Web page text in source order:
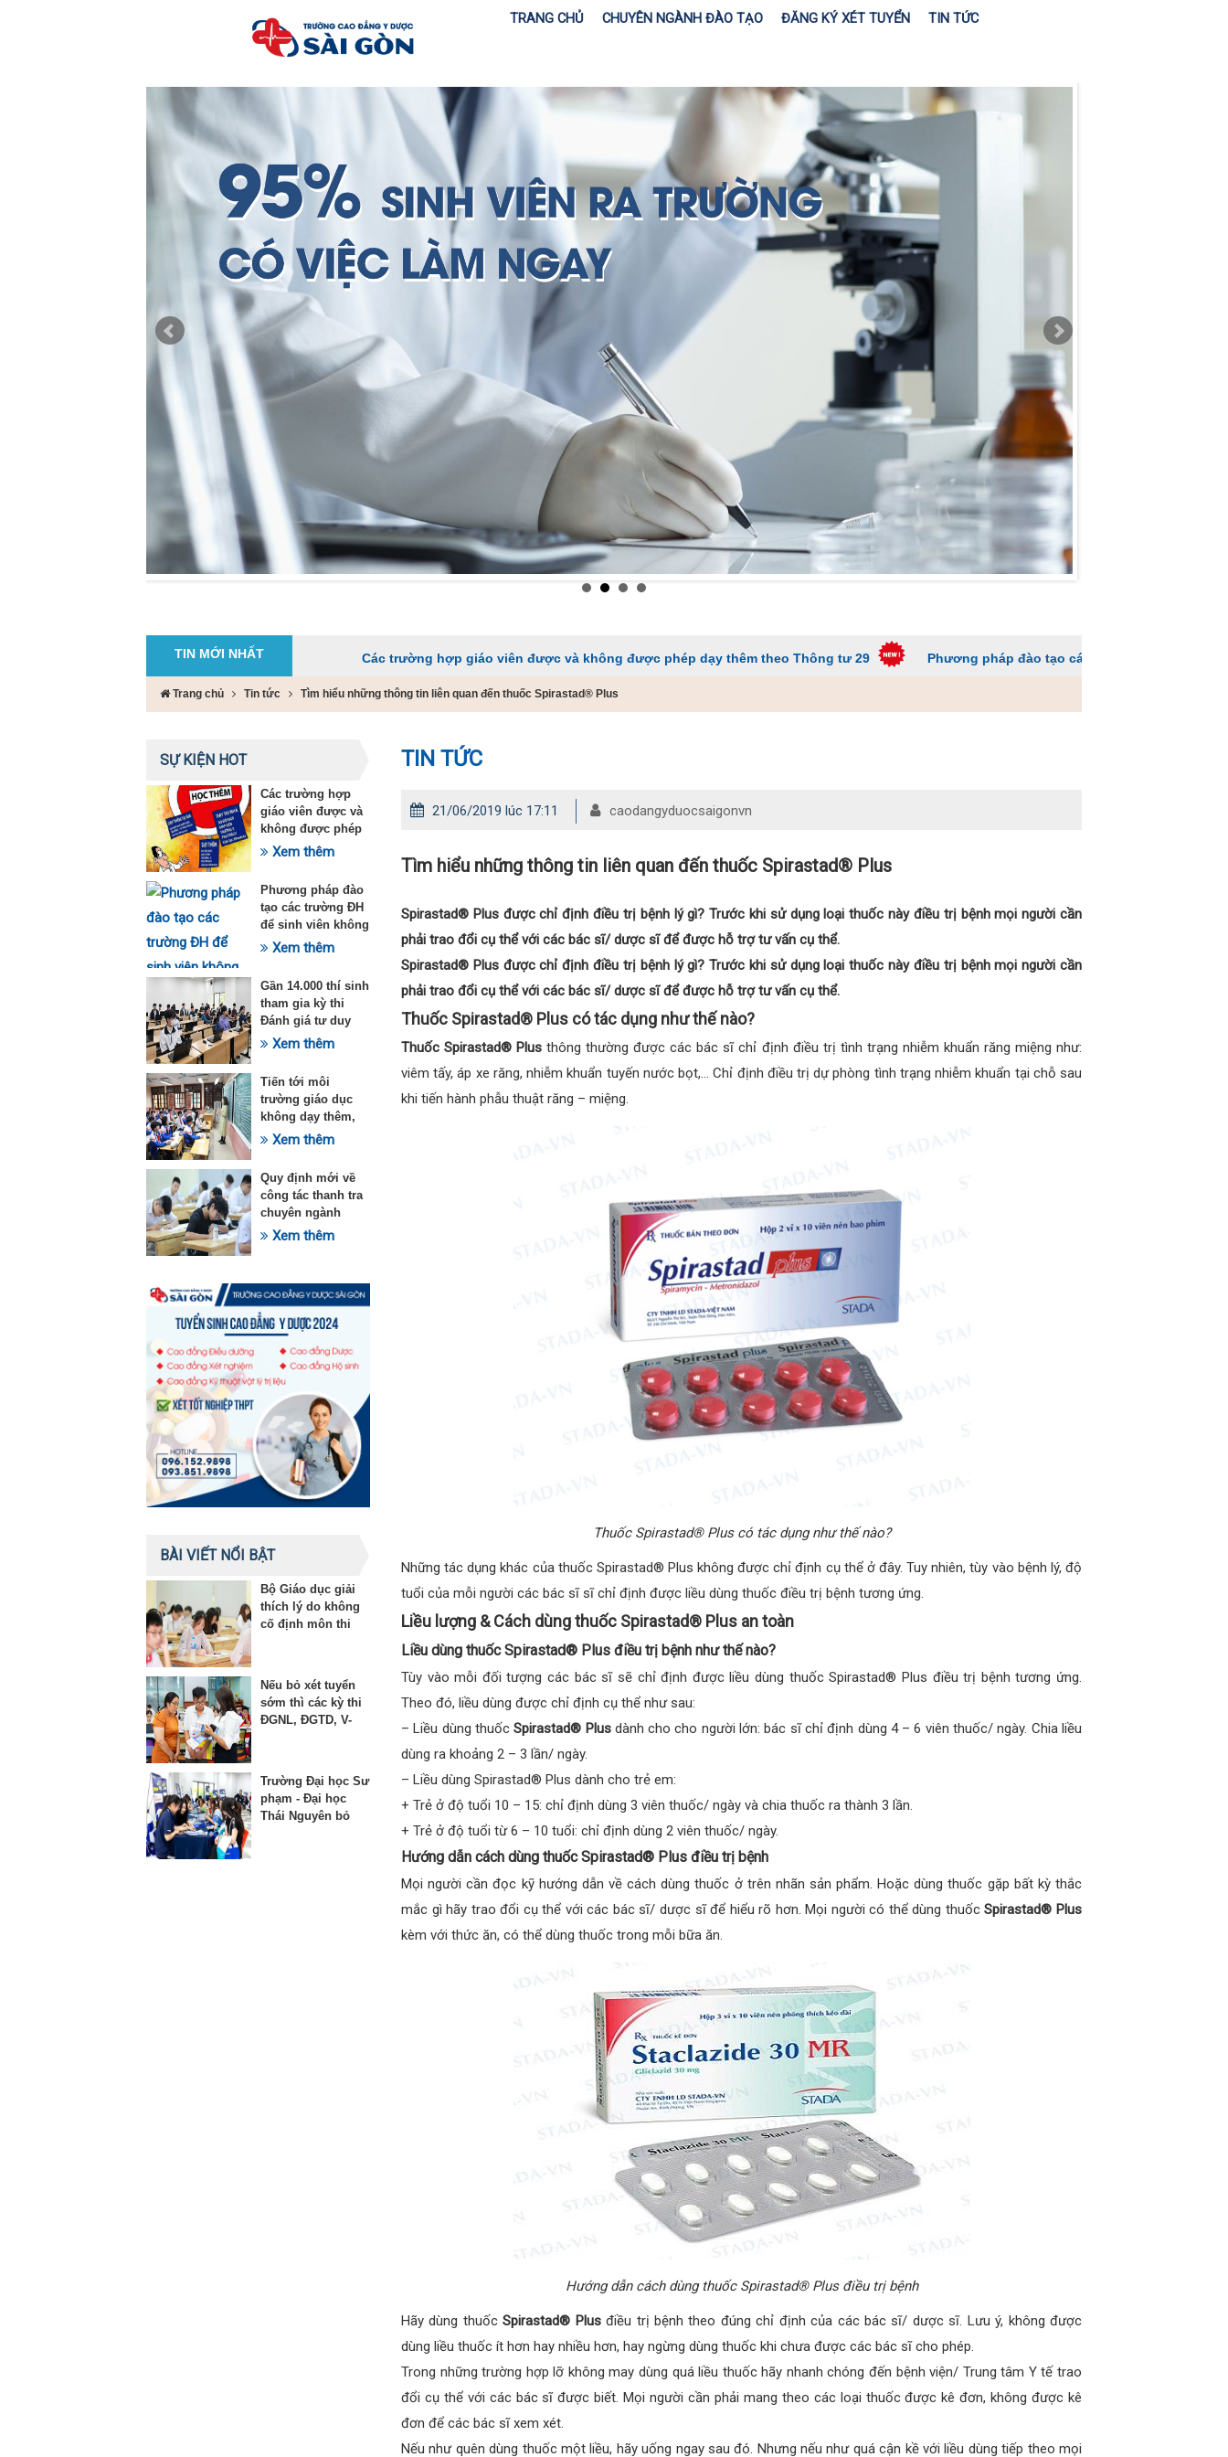
TRANG CHỦ CHUYÊN NGÀNH ĐÀO TẠO ĐĂNG KÝ XÉT TUYỂN TIN TỨC
Các trường hợp giáo viên được và không được phép dạy thêm theo Thông tư 29 Phương pháp đào tạo các trường ĐH để sinh viên không
TIN MỚI NHẤT
Trang chủ Tin tức Tìm hiểu những thông tin liên quan đến thuốc Spirastad® Plus
SỰ KIỆN HOT
Các trường hợp
giáo viên được và
không được phép
dạy thêm theo
Xem thêm
Phương pháp đào
tạo các trường ĐH
để sinh viên không
quá tải với ngành
Xem thêm
Gần 14.000 thí sinh
tham gia kỳ thi
Đánh giá tư duy
đợt 1 năm 2025
Xem thêm
Tiến tới môi
trường giáo dục
không dạy thêm,
học thêm
Xem thêm
Quy định mới về
công tác thanh tra
chuyên ngành
trong lĩnh vực giáo
Xem thêm
BÀI VIẾT NỔI BẬT
Bộ Giáo dục giải
thích lý do không
cố định môn thi
Nếu bỏ xét tuyển
sớm thì các kỳ thi
ĐGNL, ĐGTD, V-
Trường Đại học Sư
phạm - Đại học
Thái Nguyên bỏ
TIN TỨC
21/06/2019 lúc 17:11 caodangyduocsaigonvn
Tìm hiểu những thông tin liên quan đến thuốc Spirastad® Plus
Spirastad® Plus được chỉ định điều trị bệnh lý gì? Trước khi sử dụng loại thuốc này điều trị bệnh mọi người cần
phải trao đổi cụ thể với các bác sĩ/ dược sĩ để được hỗ trợ tư vấn cụ thể.
Spirastad® Plus được chỉ định điều trị bệnh lý gì? Trước khi sử dụng loại thuốc này điều trị bệnh mọi người cần
phải trao đổi cụ thể với các bác sĩ/ dược sĩ để được hỗ trợ tư vấn cụ thể.
Thuốc Spirastad® Plus có tác dụng như thế nào?
Thuốc Spirastad® Plus thông thường được các bác sĩ chỉ định điều trị tình trạng nhiễm khuẩn răng miệng như:
viêm tấy, áp xe răng, nhiễm khuẩn tuyến nước bọt,… Chỉ định điều trị dự phòng tình trạng nhiễm khuẩn tại chỗ sau
khi tiến hành phẫu thuật răng – miệng.
Thuốc Spirastad® Plus có tác dụng như thế nào?
Những tác dụng khác của thuốc Spirastad® Plus không được chỉ định cụ thể ở đây. Tuy nhiên, tùy vào bệnh lý, độ
tuổi của mỗi người các bác sĩ sĩ chỉ định được liều dùng thuốc điều trị bệnh tương ứng.
Liều lượng & Cách dùng thuốc Spirastad® Plus an toàn
Liều dùng thuốc Spirastad® Plus điều trị bệnh như thế nào?
Tùy vào mỗi đối tượng các bác sĩ sẽ chỉ định được liều dùng thuốc Spirastad® Plus điều trị bệnh tương ứng.
Theo đó, liều dùng được chỉ định cụ thể như sau:
– Liều dùng thuốcSpirastad® Plusdành cho cho người lớn: bác sĩ chỉ định dùng 4 – 6 viên thuốc/ ngày. Chia liều
dùng ra khoảng 2 – 3 lần/ ngày.
– Liều dùng Spirastad® Plus dành cho trẻ em:
+ Trẻ ở độ tuổi 10 – 15: chỉ định dùng 3 viên thuốc/ ngày và chia thuốc ra thành 3 lần.
+ Trẻ ở độ tuổi từ 6 – 10 tuổi: chỉ định dùng 2 viên thuốc/ ngày.
Hướng dẫn cách dùng thuốc Spirastad® Plus điều trị bệnh
Mọi người cần đọc kỹ hướng dẫn về cách dùng thuốc ở trên nhãn sản phẩm. Hoặc dùng thuốc gặp bất kỳ thắc
mắc gì hãy trao đổi cụ thể với các bác sĩ/ dược sĩ để hiểu rõ hơn. Mọi người có thể dùng thuốcSpirastad® Plus
kèm với thức ăn, có thể dùng thuốc trong mỗi bữa ăn.
Hướng dẫn cách dùng thuốc Spirastad® Plus điều trị bệnh
Hãy dùng thuốcSpirastad® Plusđiều trị bệnh theo đúng chỉ định của các bác sĩ/ dược sĩ. Lưu ý, không được
dùng liều thuốc ít hơn hay nhiều hơn, hay ngừng dùng thuốc khi chưa được các bác sĩ cho phép.
Trong những trường hợp lỡ không may dùng quá liều thuốc hãy nhanh chóng đến bệnh viện/ Trung tâm Y tế trao
đổi cụ thể với các bác sĩ được biết. Mọi người cần phải mang theo các loại thuốc được kê đơn, không được kê
đơn để các bác sĩ xem xét.
Nếu như quên dùng thuốc một liều, hãy uống ngay sau đó. Nhưng nếu như quá cận kề với liều dùng tiếp theo mọi